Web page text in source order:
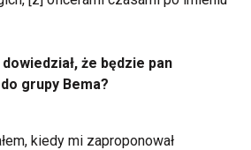
że będzie pan
grupy Bema?
kiedy mi zaproponował